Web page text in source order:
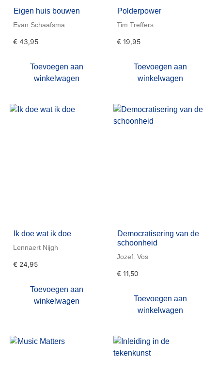
Eigen huis bouwen
Evan Schaafsma
€ 43,95
Toevoegen aan
winkelwagen
Polderpower
Tim Treffers
€ 19,95
Toevoegen aan
winkelwagen
Ik doe wat ik doe
Lennaert Nijgh
€ 24,95
Toevoegen aan
winkelwagen
Democratisering van de
schoonheid
Jozef. Vos
€ 11,50
Toevoegen aan
winkelwagen